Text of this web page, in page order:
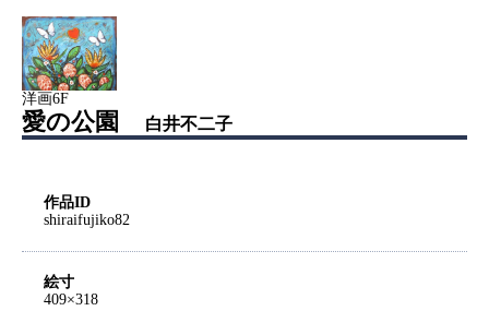
洋画6F
愛の公園 白井不二子
作品ID
shiraifujiko82
絵寸
409×318